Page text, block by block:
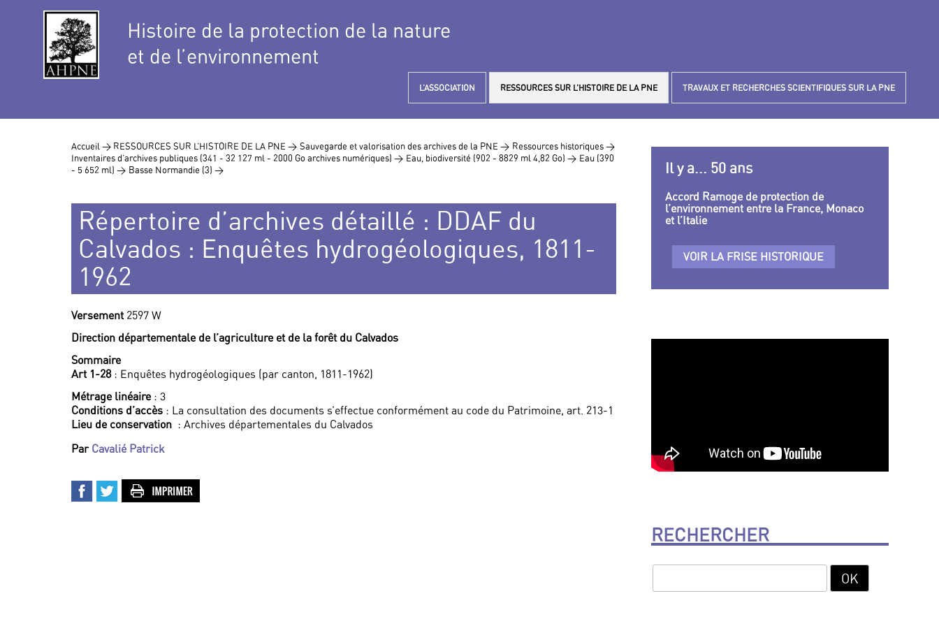
Histoire de la protection de la nature
et de l’environnement
L’ASSOCIATION RESSOURCES SUR L’HISTOIRE DE LA PNE TRAVAUX ET RECHERCHES SCIENTIFIQUES SUR LA PNE
Accueil > RESSOURCES SUR L’HISTOIRE DE LA PNE > Sauvegarde et valorisation des archives de la PNE > Ressources historiques >
Inventaires d’archives publiques (341 - 32 127 ml - 2000 Go archives numériques) > Eau, biodiversité (902 - 8829 ml 4,82 Go) > Eau (390
- 5 652 ml) > Basse Normandie (3) >
Répertoire d’archives détaillé : DDAF du
Calvados : Enquêtes hydrogéologiques, 1811-
1962
Versement 2597 W
Direction départementale de l’agriculture et de la forêt du Calvados
Sommaire
Art 1-28: Enquêtes hydrogéologiques (par canton, 1811-1962)
Métrage linéaire: 3
Conditions d’accès : La consultation des documents s’effectue conformément au code du Patrimoine, art. 213-1
Lieu de conservation : Archives départementales du Calvados
Par Cavalié Patrick
Il y a... 50 ans
Accord Ramoge de protection de
l’environnement entre la France, Monaco
et l’Italie
VOIR LA FRISE HISTORIQUE
RECHERCHER